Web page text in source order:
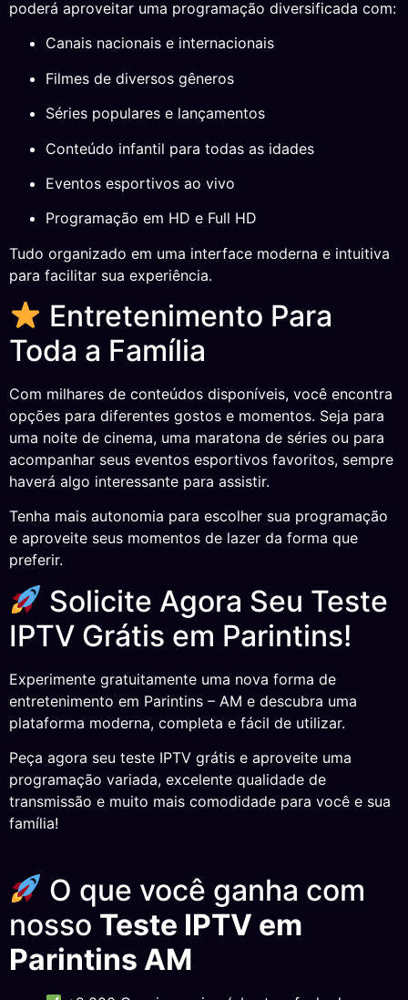
poderá aproveitar uma programação diversificada com:
Canais nacionais e internacionais
Filmes de diversos gêneros
Séries populares e lançamentos
Conteúdo infantil para todas as idades
Eventos esportivos ao vivo
Programação em HD e Full HD
Tudo organizado em uma interface moderna e intuitiva
para facilitar sua experiência.
Entretenimento Para
Toda a Família
Com milhares de conteúdos disponíveis, você encontra
opções para diferentes gostos e momentos. Seja para
uma noite de cinema, uma maratona de séries ou para
acompanhar seus eventos esportivos favoritos, sempre
haverá algo interessante para assistir.
Tenha mais autonomia para escolher sua programação
e aproveite seus momentos de lazer da forma que
preferir.
Solicite Agora Seu Teste
IPTV Grátis em Parintins!
Experimente gratuitamente uma nova forma de
entretenimento em Parintins – AM e descubra uma
plataforma moderna, completa e fácil de utilizar.
Peça agora seu teste IPTV grátis e aproveite uma
programação variada, excelente qualidade de
transmissão e muito mais comodidade para você e sua
família!
O que você ganha com
nosso Teste IPTV em
Parintins AM